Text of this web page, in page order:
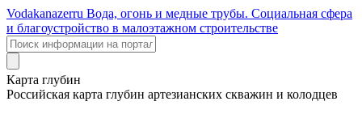
Vodakanazerru Вода, огонь и медные трубы. Социальная сфера
и благоустройство в малоэтажном строительстве
Карта глубин
Российская карта глубин артезианских скважин и колодцев